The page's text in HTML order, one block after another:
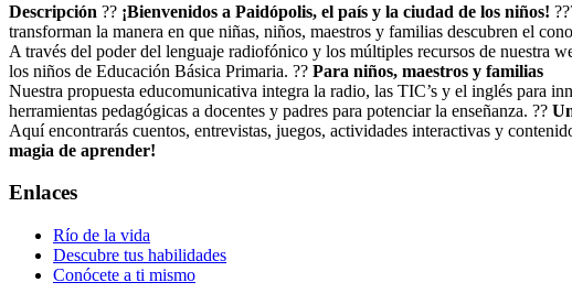
Descripción ?? ¡Bienvenidos a Paidópolis, el país y la ciudad de los niños!
transforman la manera en que niñas, niños, maestros y familias descubren el
A través del poder del lenguaje radiofónico y los múltiples recursos de nuestra
los niños de Educación Básica Primaria. ?? Para niños, maestros y familias
Nuestra propuesta educomunicativa integra la radio, las TIC’s y el inglés para
herramientas pedagógicas a docentes y padres para potenciar la enseñanza. ??
Aquí encontrarás cuentos, entrevistas, juegos, actividades interactivas y
magia de aprender!
Enlaces
Río de la vida
Descubre tus habilidades
Conócete a ti mismo